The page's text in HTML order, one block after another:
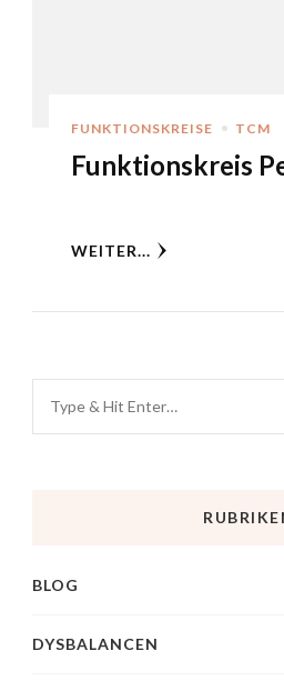
FUNKTIONSKREISE TCM
Funktionskreis
WEITER...
BLOG
DYSBALANCEN